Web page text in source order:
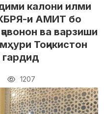
калони илми
и АМИТ бо
ва варзиши
Тоҷикистон
1207